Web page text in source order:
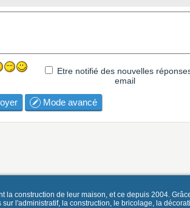
Etre notifié des nouvelles
email
Mode avancé
la construction de leur maison, et ce depuis 2004.
l'administratif, la construction, le bricolage, la